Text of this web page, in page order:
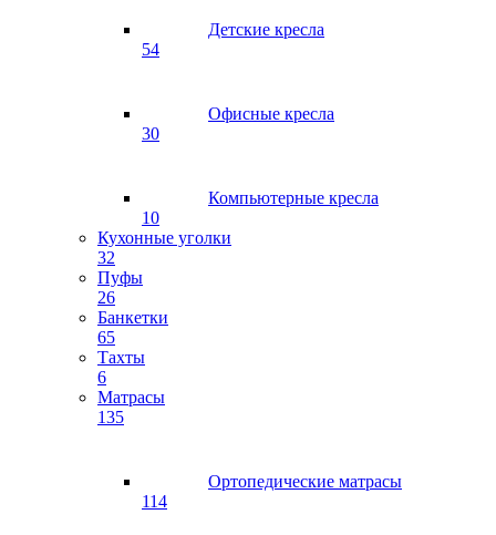
Детские кресла
54
Офисные кресла
30
Компьютерные кресла
10
Кухонные уголки
32
Пуфы
26
Банкетки
65
Тахты
6
Матрасы
135
Ортопедические матрасы
114